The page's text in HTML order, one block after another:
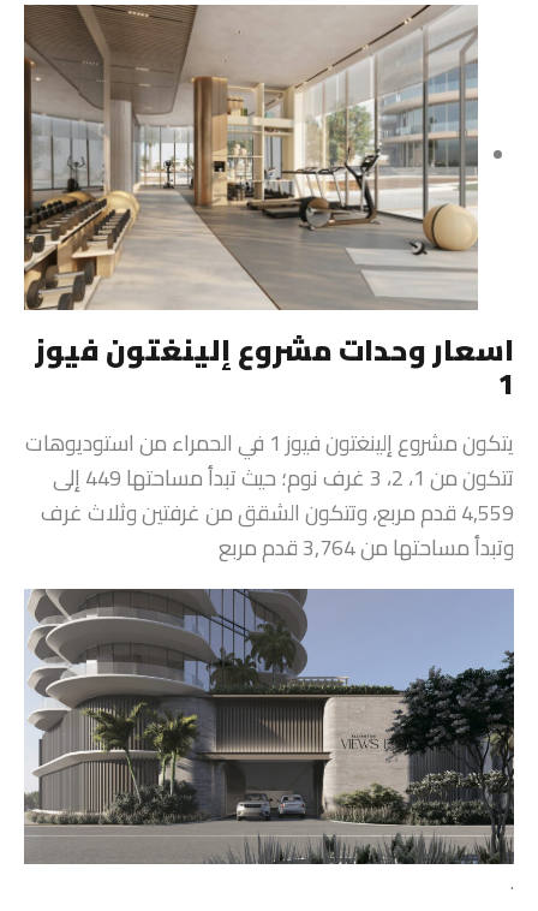
اسعار وحدات مشروع إلينغتون فيوز
1
يتكون مشروع إلينغتون فيوز 1 في الحمراء من استوديوهات
تتكون من 1، 2، 3 غرف نوم؛ حيث تبدأ مساحتها 449 إلى
4,559 قدم مربع، وتتكون الشقق من غرفتين وثلاث غرف
وتبدأ مساحتها من 3,764 قدم مربع
.